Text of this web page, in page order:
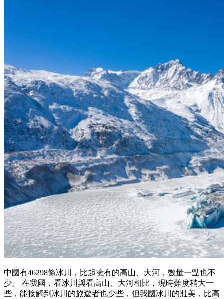
中國有46298條冰川，比起擁有的高山、大河，數量一點也不
少。 在我國，看冰川與看高山、大河相比，現時難度稍大一
些，能接觸到冰川的旅遊者也少些，但我國冰川的壯美，比高